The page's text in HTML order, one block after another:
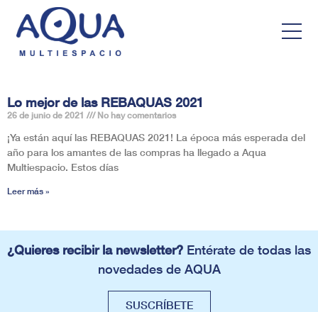
Lo mejor de las REBAQUAS 2021
26 de junio de 2021 No hay comentarios
¡Ya están aquí las REBAQUAS 2021! La época más esperada del
año para los amantes de las compras ha llegado a Aqua
Multiespacio. Estos días
Leer más »
¿Quieres recibir la newsletter? Entérate de todas las
novedades de AQUA
SUSCRÍBETE